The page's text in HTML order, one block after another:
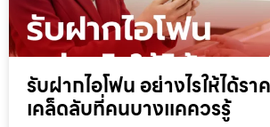
รับฝากไอโฟน อย่างไรให้ได้รา
เคล็ดลับที่คนบางแคควรรู้